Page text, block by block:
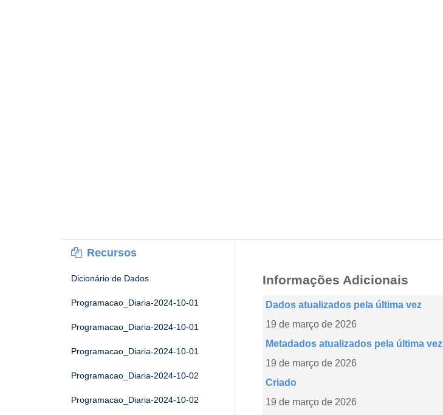
Recursos
Dicionário de Dados
Programacao_Diaria-2024-10-01
Programacao_Diaria-2024-10-01
Programacao_Diaria-2024-10-01
Programacao_Diaria-2024-10-02
Programacao_Diaria-2024-10-02
Informações Adicionais
Dados atualizados pela última vez
19 de março de 2026
Metadados atualizados pela última vez
19 de março de 2026
Criado
19 de março de 2026